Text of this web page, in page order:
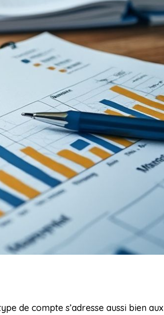
de compte s’adresse aussi bien aux